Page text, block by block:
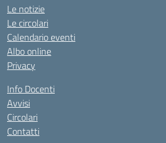
Le notizie
Le circolari
Calendario eventi
Albo online
Privacy
Info Docenti
Avvisi
Circolari
Contatti